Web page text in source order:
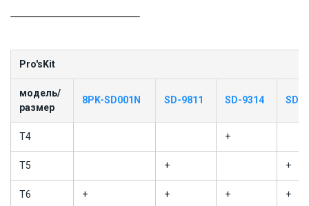
Pro'sKit
модель/
размер
8PK-SD001N SD-9811 SD-9314 SD-
T4 +
T5 + +
T6 + + + +